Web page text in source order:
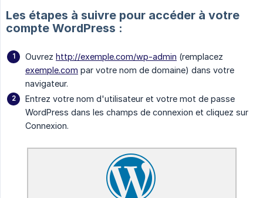
Les étapes à suivre pour accéder à votre
compte WordPress :
Ouvrez http://exemple.com/wp-admin (remplacez
exemple.com par votre nom de domaine) dans votre
navigateur.
Entrez votre nom d'utilisateur et votre mot de passe
WordPress dans les champs de connexion et cliquez sur
Connexion.